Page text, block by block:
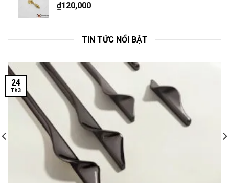
₫120,000
TIN TỨC NỔI BẬT
24
Th3